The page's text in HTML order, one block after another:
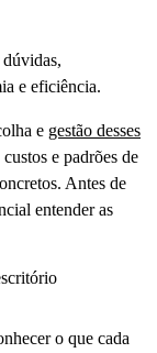
e eficiência.
e gestão desses
e padrões de
Antes de
entender as
o que cada